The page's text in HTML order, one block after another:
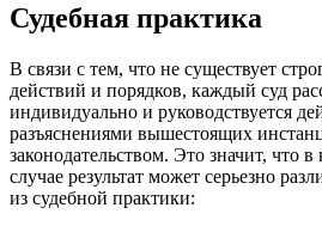
Судебная практика
В связи с тем, что не существует
действий и порядков, каждый суд
индивидуально и руководствуется
разъяснениями вышестоящих
законодательством. Это значит, что
случае результат может серьезно
из судебной практики: